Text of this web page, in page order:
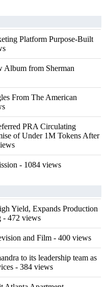
Platform Purpose-Built
Album from Sherman
From The American
PRA Circulating
of Under 1M Tokens After
- 1084 views
Yield, Expands Production
- 472 views
and Film - 400 views
to its leadership team as
- 384 views